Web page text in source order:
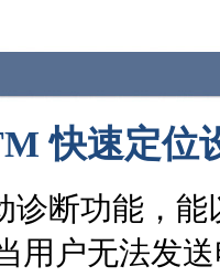
快速定位
诊断功能，
用户无法发